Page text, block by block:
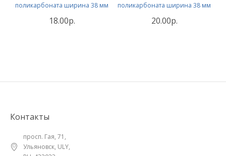
поликарбоната ширина 38 мм
18.00р.
поликарбоната ширина 38 мм
20.00р.
Контакты
просп. Гая, 71,
Ульяновск, ULY,